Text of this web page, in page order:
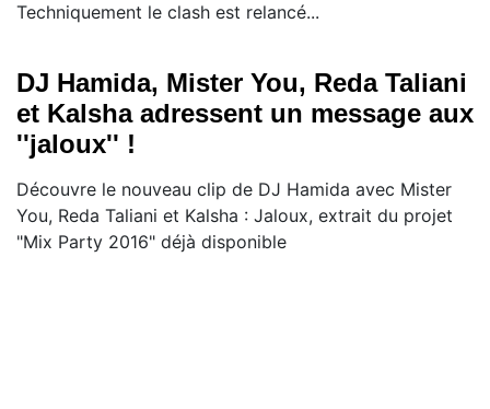
Techniquement le clash est relancé...
DJ Hamida, Mister You, Reda Taliani
et Kalsha adressent un message aux
''jaloux'' !
Découvre le nouveau clip de DJ Hamida avec Mister
You, Reda Taliani et Kalsha : Jaloux, extrait du projet
"Mix Party 2016" déjà disponible